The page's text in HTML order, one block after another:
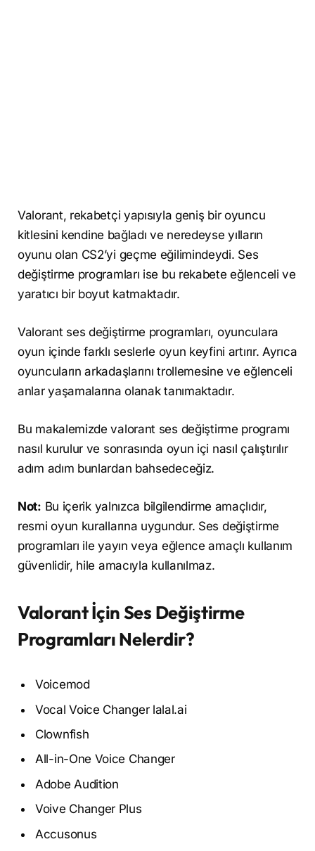
Valorant, rekabetçi yapısıyla geniş bir oyuncu
kitlesini kendine bağladı ve neredeyse yılların
oyunu olan CS2’yi geçme eğilimindeydi. Ses
değiştirme programları ise bu rekabete eğlenceli ve
yaratıcı bir boyut katmaktadır.
Valorant ses değiştirme programları, oyunculara
oyun içinde farklı seslerle oyun keyfini artırır. Ayrıca
oyuncuların arkadaşlarını trollemesine ve eğlenceli
anlar yaşamalarına olanak tanımaktadır.
Bu makalemizde valorant ses değiştirme programı
nasıl kurulur ve sonrasında oyun içi nasıl çalıştırılır
adım adım bunlardan bahsedeceğiz.
Not: Bu içerik yalnızca bilgilendirme amaçlıdır,
resmi oyun kurallarına uygundur. Ses değiştirme
programları ile yayın veya eğlence amaçlı kullanım
güvenlidir, hile amacıyla kullanılmaz.
Valorant İçin Ses Değiştirme
Programları Nelerdir?
Voicemod
Vocal Voice Changer lalal.ai
Clownfish
All-in-One Voice Changer
Adobe Audition
Voive Changer Plus
Accusonus